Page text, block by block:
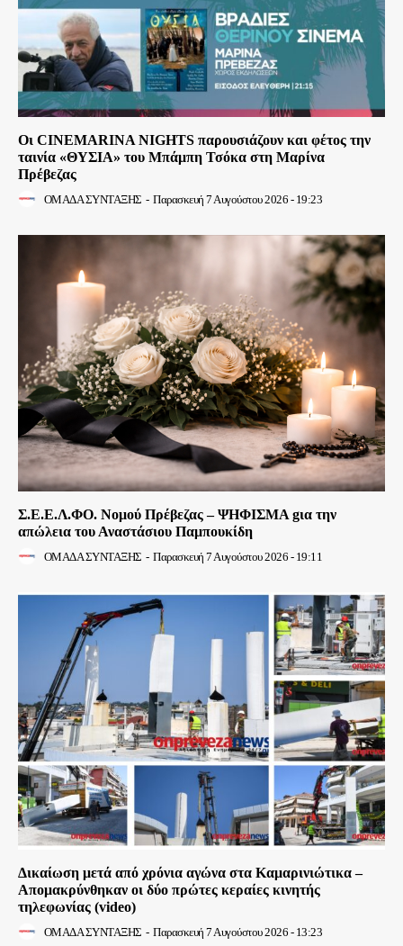
Οι CINEMARINA NIGHTS παρουσιάζουν και φέτος την
ταινία «ΘΥΣΙΑ» του Μπάμπη Τσόκα στη Μαρίνα
Πρέβεζας
ΟΜΑΔΑ ΣΥΝΤΑΞΗΣ - Παρασκευή 7 Αυγούστου 2026 - 19:23
Σ.Ε.Ε.Λ.ΦΟ. Νομού Πρέβεζας – ΨΗΦΙΣΜΑ gια την
απώλεια του Αναστάσιου Παμπουκίδη
ΟΜΑΔΑ ΣΥΝΤΑΞΗΣ - Παρασκευή 7 Αυγούστου 2026 - 19:11
Δικαίωση μετά από χρόνια αγώνα στα Καμαρινιώτικα –
Απομακρύνθηκαν οι δύο πρώτες κεραίες κινητής
τηλεφωνίας (video)
ΟΜΑΔΑ ΣΥΝΤΑΞΗΣ - Παρασκευή 7 Αυγούστου 2026 - 13:23